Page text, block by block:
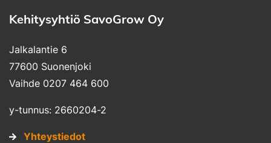
Kehitysyhtiö SavoGrow Oy
Jalkalantie 6
77600 Suonenjoki
Vaihde 0207 464 600
y-tunnus: 2660204-2
Yhteystiedot